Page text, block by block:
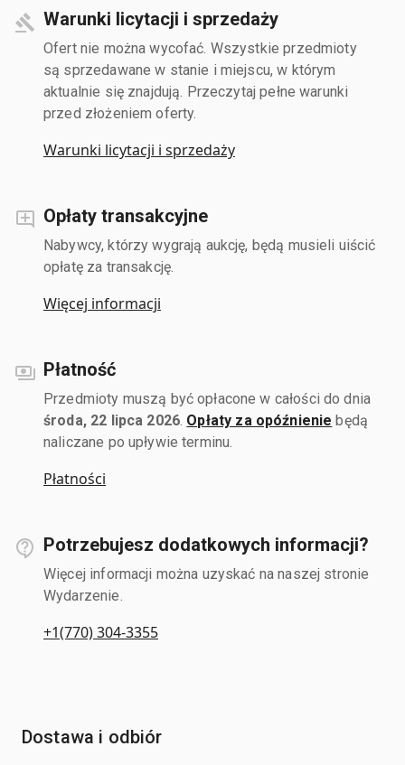
Warunki licytacji i sprzedaży
Ofert nie można wycofać. Wszystkie przedmioty
są sprzedawane w stanie i miejscu, w którym
aktualnie się znajdują. Przeczytaj pełne warunki
przed złożeniem oferty.
Warunki licytacji i sprzedaży
Opłaty transakcyjne
Nabywcy, którzy wygrają aukcję, będą musieli uiścić
opłatę za transakcję.
Więcej informacji
Płatność
Przedmioty muszą być opłacone w całości do dnia
środa, 22 lipca 2026 Opłaty za opóźnienie będą
naliczane po upływie terminu.
Płatności
Potrzebujesz dodatkowych informacji?
Więcej informacji można uzyskać na naszej stronie
Wydarzenie.
+1(770) 304-3355
Dostawa i odbiór